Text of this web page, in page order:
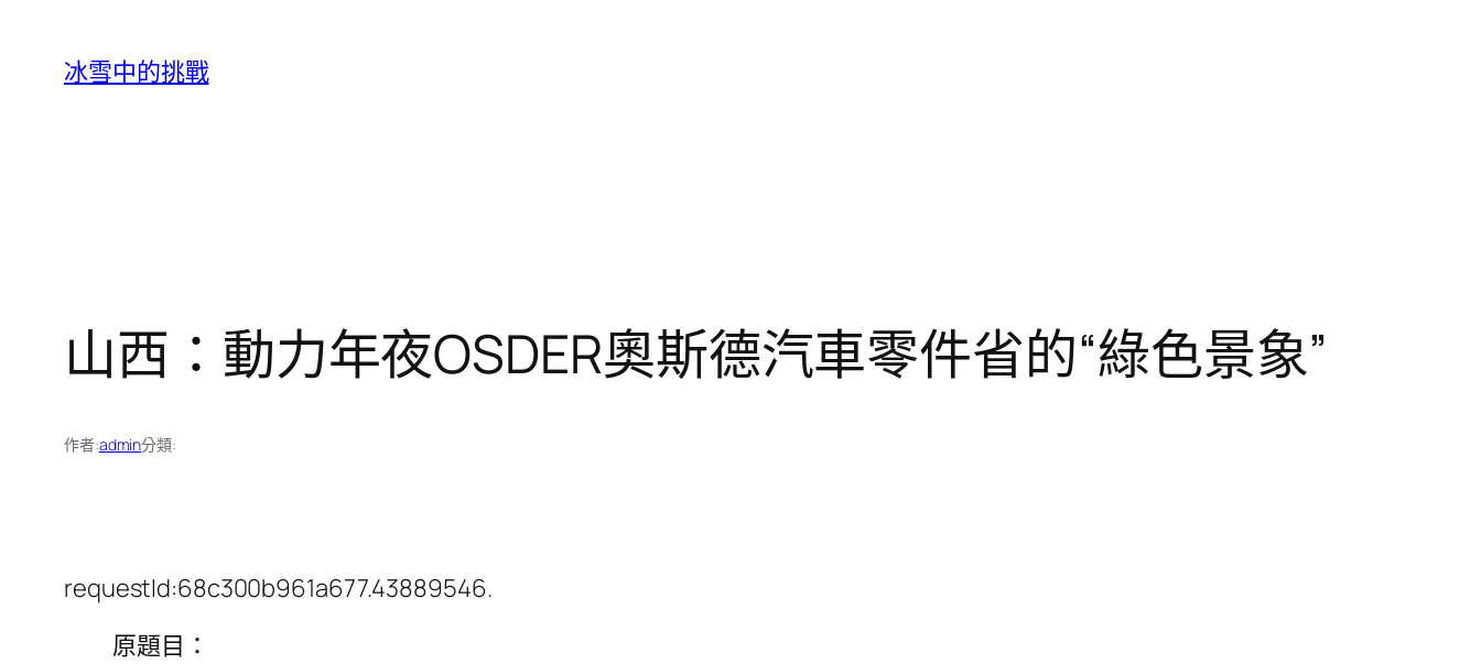
冰雪中的挑戰
山西：動力年夜OSDER奧斯德汽車零件省的“綠色景象”
作者:admin分類:
requestId:68c300b961a677.43889546.
原題目：